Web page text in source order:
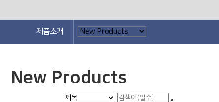
제품소개
New Products